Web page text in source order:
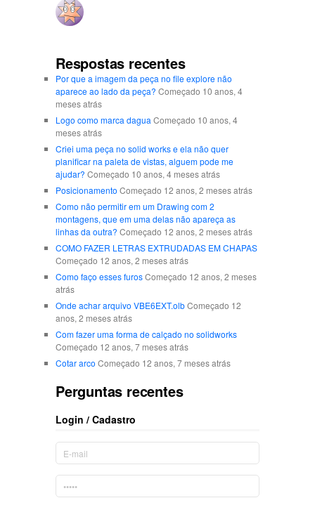
Respostas recentes
Por que a imagem da peça no file explore não
aparece ao lado da peça? Começado 10 anos, 4
meses atrás
Logo como marca daguaComeçado 10 anos, 4
meses atrás
Criei uma peça no solid works e ela não quer
planificar na paleta de vistas, alguem pode me
ajudar? Começado 10 anos, 4 meses atrás
Posicionamento Começado 12 anos, 2 meses atrás
Como não permitir em um Drawing com 2
montagens, que em uma delas não apareça as
linhas da outra? Começado 12 anos, 2 meses atrás
COMO FAZER LETRAS EXTRUDADAS EM CHAPAS
Começado 12 anos, 2 meses atrás
Como faço esses furosComeçado 12 anos, 2 meses
atrás
Onde achar arquivo VBE6EXT.olbComeçado 12
anos, 2 meses atrás
Com fazer uma forma de calçado no solidworks
Começado 12 anos, 7 meses atrás
Cotar arco Começado 12 anos, 7 meses atrás
Perguntas recentes
Login / Cadastro